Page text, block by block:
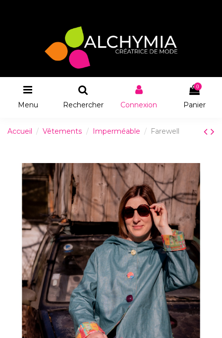
Menu Rechercher Connexion
0
Panier
Accueil Vêtements Imperméable Farewell